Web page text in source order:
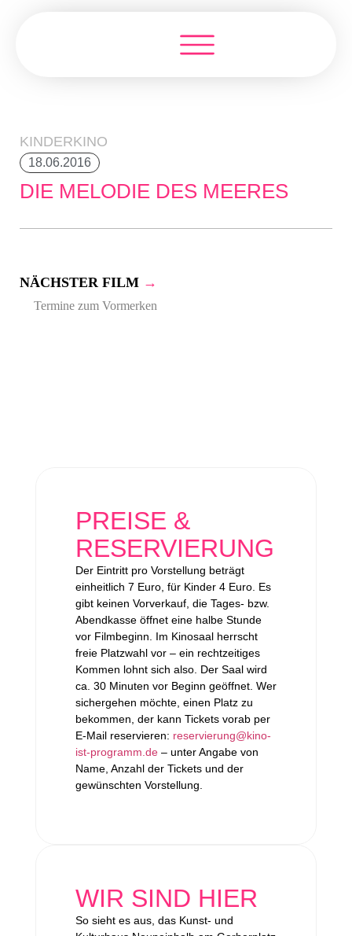
KINDERKINO
18.06.2016
DIE MELODIE DES MEERES
NÄCHSTER FILM →
Termine zum Vormerken
PREISE &
RESERVIERUNG
Der Eintritt pro Vorstellung beträgt
einheitlich 7 Euro, für Kinder 4 Euro. Es
gibt keinen Vorverkauf, die Tages- bzw.
Abendkasse öffnet eine halbe Stunde
vor Filmbeginn. Im Kinosaal herrscht
freie Platzwahl vor – ein rechtzeitiges
Kommen lohnt sich also. Der Saal wird
ca. 30 Minuten vor Beginn geöffnet. Wer
sichergehen möchte, einen Platz zu
bekommen, der kann Tickets vorab per
E-Mail reservieren: reservierung@kino-
ist-programm.de– unter Angabe von
Name, Anzahl der Tickets und der
gewünschten Vorstellung.
WIR SIND HIER
So sieht es aus, das Kunst- und